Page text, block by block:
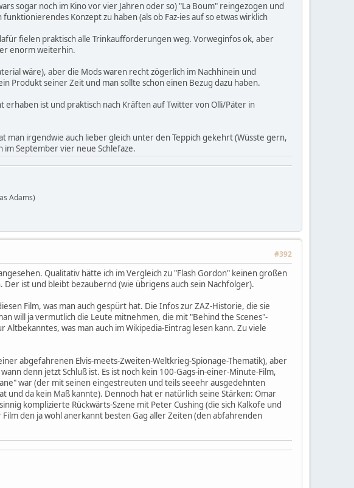
sogar noch im Kino vor vier Jahren oder so) "La Boum" reingezogen und
Konzept zu haben (als ob Faz-ies auf so etwas wirklich
fielen praktisch alle Trinkaufforderungen weg. Vorweginfos ok, aber
enorm weiterhin.
wäre), aber die Mods waren recht zögerlich im Nachhinein und
Produkt seiner Zeit und man sollte schon einen Bezug dazu haben.
erhaben ist und praktisch nach Kräften auf Twitter von Olli/Päter in
man irgendwie auch lieber gleich unter den Teppich gekehrt (Wüsste gern,
September vier neue Schlefaze.
Adams)
#392
Qualitativ hätte ich im Vergleich zu "Flash Gordon" keinen großen
ist und bleibt bezaubernd (wie übrigens auch sein Nachfolger).
Film, was man auch gespürt hat. Die Infos zur ZAZ-Historie, die sie
will ja vermutlich die Leute mitnehmen, die mit "Behind the Scenes"-
was man auch im Wikipedia-Eintrag lesen kann. Zu viele
abgefahrenen Elvis-meets-Zweiten-Weltkrieg-Spionage-Thematik), aber
denn jetzt Schluß ist. Es ist noch kein 100-Gags-in-einer-Minute-Film,
war (der mit seinen eingestreuten und teils seeehr ausgedehnten
und da kein Maß kannte). Dennoch hat er natürlich seine Stärken: Omar
komplizierte Rückwärts-Szene mit Peter Cushing (die sich Kalkofe und
den ja wohl anerkannt besten Gag aller Zeiten (den abfahrenden